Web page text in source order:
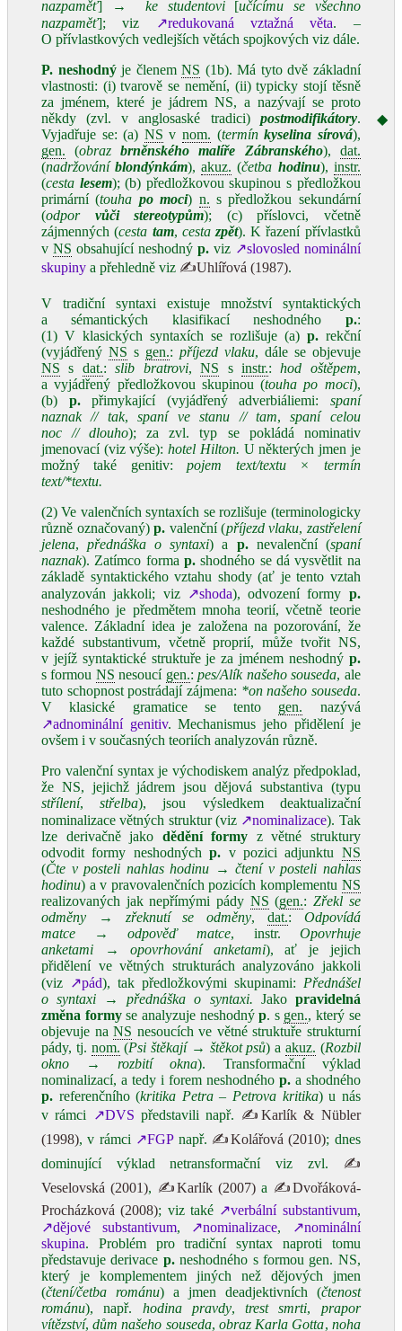
nazpaměť] → ke studentovi[učícímu se všechno
nazpaměť]; viz ↗redukovaná vztažná věta. –
O přívlastkových vedlejších větách spojkových viz dále.
P. neshodnýje členemNS (1b). Má tyto dvě základní
vlastnosti: (i) tvarově se nemění, (ii) typicky stojí těsně
za jménem, které je jádrem NS, a nazývají se proto
někdy (zvl. v anglosaské tradici) postmodifikátory.
Vyjadřuje se: (a) NS v nom. (termín kyselina sírová),
gen. (obraz brněnského malíře Zábranského), dat.
(nadržování blondýnkám),akuz. (četba hodinu), instr.
(cesta lesem); (b) předložkovou skupinou s předložkou
primární (touha po moci) n. s předložkou sekundární
(odpor vůči stereotypům); (c) příslovci, včetně
zájmenných (cesta tam, cesta zpět). K řazení přívlastků
v NS obsahující neshodný p.viz ↗slovosled nominální
skupiny a přehledně viz ✍Uhlířová (1987).
V tradiční syntaxi existuje množství syntaktických
a sémantických klasifikací neshodného p.:
(1) V klasických syntaxích se rozlišuje (a) p.rekční
(vyjádřený NS s gen.: příjezd vlaku, dále se objevuje
NS s dat.:slib bratrovi,NS s instr.:hod oštěpem,
a vyjádřený předložkovou skupinou (touha po moci),
(b) p.přimykající (vyjádřený adverbiáliemi: spaní
naznak // tak,spaní ve stanu // tam,spaní celou
noc // dlouho); za zvl. typ se pokládá nominativ
jmenovací (viz výše):hotel Hilton. U některých jmen je
možný také genitiv:pojem text/textu × termín
text/*textu.
(2) Ve valenčních syntaxích se rozlišuje (terminologicky
různě označovaný)p. valenční (příjezd vlaku, zastřelení
jelena,přednáška o syntaxi) a p.nevalenční (spaní
naznak). Zatímco formap. shodného se dá vysvětlit na
základě syntaktického vztahu shody (ať je tento vztah
analyzován jakkoli; viz ↗shoda), odvození formy p.
neshodného je předmětem mnoha teorií, včetně teorie
valence. Základní idea je založena na pozorování, že
každé substantivum, včetně proprií, může tvořit NS,
v jejíž syntaktické struktuře je za jménem neshodný p.
s formou NS nesoucí gen.:pes/Alík našeho souseda, ale
tuto schopnost postrádají zájmena: *on našeho souseda.
V klasické gramatice se tento gen. nazývá
↗adnominální genitiv. Mechanismus jeho přidělení je
ovšem i v současných teoriích analyzován různě.
Pro valenční syntax je východiskem analýz předpoklad,
že NS, jejichž jádrem jsou dějová substantiva (typu
střílení,střelba), jsou výsledkem deaktualizační
nominalizace větných struktur (viz ↗nominalizace). Tak
lze derivačně jako dědění formy z větné struktury
odvodit formy neshodnýchp. v pozici adjunktu NS
(Čte v posteli nahlas hodinu →čtení v posteli nahlas
hodinu) a v pravovalenčních pozicích komplementu NS
realizovaných jak nepřímými pády NS (gen.:Zřekl se
odměny → zřeknutí se odměny, dat.: Odpovídá
matce →odpověď matce, instr. Opovrhuje
anketami →opovrhování anketami), ať je jejich
přidělení ve větných strukturách analyzováno jakkoli
(viz ↗pád), tak předložkovými skupinami: Přednášel
o syntaxi →přednáška o syntaxi. Jako pravidelná
změna formyse analyzuje neshodnýp. s gen., který se
objevuje naNS nesoucích ve větné struktuře strukturní
pády, tj. nom. (Psi štěkají→ štěkot psů) a akuz. (Rozbil
okno →rozbití okna). Transformační výklad
nominalizací, a tedy i forem neshodného p.a shodného
p. referenčního (kritika Petra – Petrova kritika) u nás
v rámci ↗DVS představili např. ✍Karlík & Nübler
(1998), v rámci ↗FGPnapř. ✍Kolářová (2010); dnes
dominující výklad netransformační viz zvl. ✍
Veselovská (2001), ✍Karlík (2007) a ✍Dvořáková-
Procházková (2008); viz také ↗verbální substantivum,
↗dějové substantivum, ↗nominalizace,
↗nominální
skupina. Problém pro tradiční syntax naproti tomu
představuje derivace p.neshodného s formou gen. NS,
který je komplementem jiných než dějových jmen
(čtení/četba románu) a jmen deadjektivních (čtenost
románu), např. hodina pravdy,trest smrti, prapor
vítězství,dům našeho souseda, obraz Karla Gotta, noha
◆